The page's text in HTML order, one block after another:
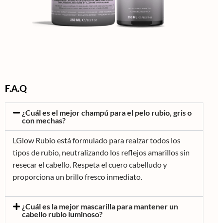
F.A.Q
¿Cuál es el mejor champú para el pelo rubio, gris o
con mechas?
LGlow Rubio está formulado para realzar todos los
tipos de rubio, neutralizando los reflejos amarillos sin
resecar el cabello. Respeta el cuero cabelludo y
proporciona un brillo fresco inmediato.
¿Cuál es la mejor mascarilla para mantener un
cabello rubio luminoso?